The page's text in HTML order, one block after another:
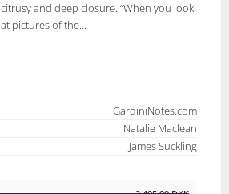
citrusy and deep closure. “When you look
at pictures of the...
GardiniNotes.com
Natalie Maclean
James Suckling